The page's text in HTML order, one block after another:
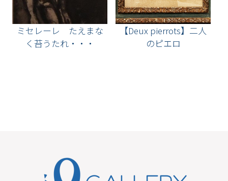
ミセレーレ たえまな
く苔うたれ・・・
【Deux pierrots】二人
のピエロ